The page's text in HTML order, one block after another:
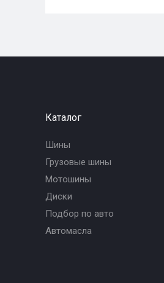
Каталог
Шины
Грузовые шины
Мотошины
Диски
Подбор по авто
Автомасла